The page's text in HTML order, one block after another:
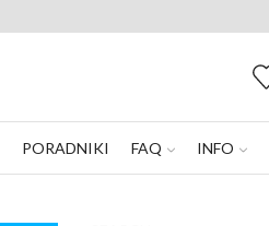
PORADNIKI FAQ INFO